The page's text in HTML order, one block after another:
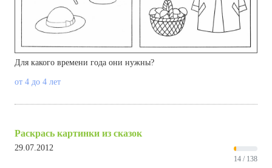
Для какого времени года они нужны?
от 4 до 4 лет
Раскрась картинки из сказок
29.07.2012
14 / 138